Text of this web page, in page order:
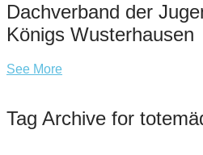
Dachverband der
Königs Wusterhausen
See More
Tag Archive for